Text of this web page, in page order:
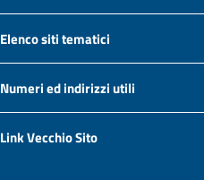
Elenco siti tematici
Numeri ed indirizzi utili
Link Vecchio Sito